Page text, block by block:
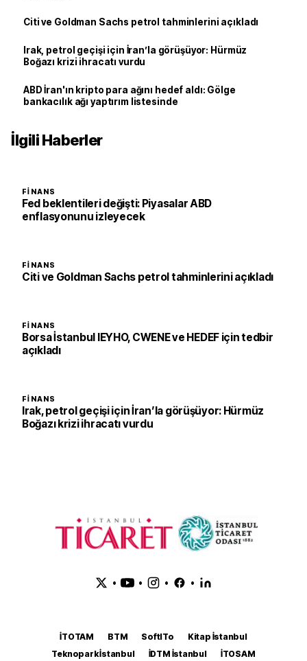
Citi ve Goldman Sachs petrol tahminlerini açıkladı
Irak, petrol geçişi için İran’la görüşüyor: Hürmüz
Boğazı krizi ihracatı vurdu
ABD İran'ın kripto para ağını hedef aldı: Gölge
bankacılık ağı yaptırım listesinde
İlgili Haberler
FINANS
Fed beklentileri değişti: Piyasalar ABD
enflasyonunu izleyecek
FINANS
Citi ve Goldman Sachs petrol tahminlerini açıkladı
FINANS
Borsa İstanbul IEYHO, CWENE ve HEDEF için tedbir
açıkladı
FINANS
Irak, petrol geçişi için İran’la görüşüyor: Hürmüz
Boğazı krizi ihracatı vurdu
• • • •
İTOTAM BTM SoftITo
Kitap İstanbul
Teknopark İstanbul
İDTM İstanbul
İTOSAM